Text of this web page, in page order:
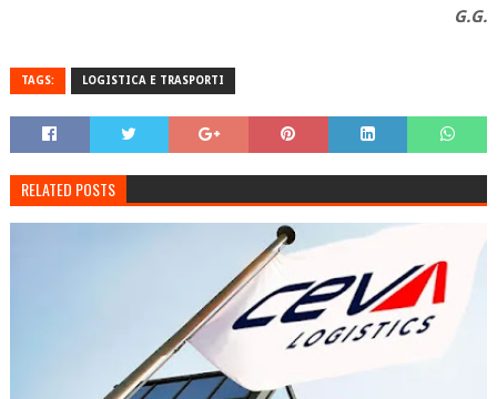
G.G.
TAGS: LOGISTICA E TRASPORTI
RELATED POSTS